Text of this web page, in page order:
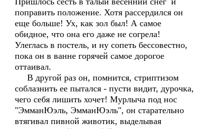
поправить положение. Хотя рассердился он
еще больше! Ух, как зол был! А самое
обидное, что она его даже не согрела!
Улеглась в постель, и ну сопеть бессовестно,
пока он в ванне горячей самое дорогое
оттаивал.
В другой раз он, помнится, стриптизом
соблазнить ее пытался - пусти видит, дурочка,
чего себя лишить хочет! Мурлыча под нос
"ЭмманЮэль, ЭмманЮэль", он старательно
втягивал пивной животик, выделывая